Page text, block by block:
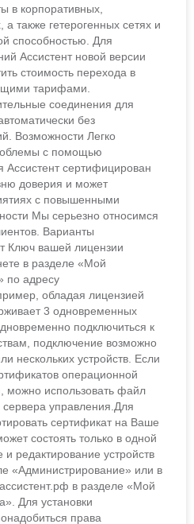
в корпоративных,
также гетерогенных сетях и
способностью. Для
Ассистент новой версии
стоимость перехода в
тарифами.
соединения для
без
Возможности Легко
с помощью
Ассистент сертифицирован
доверия и может
с повышенными
Мы серьезно относимся
Варианты
Ключ вашей лицензии
в разделе «Мой
по адресу
обладая лицензией
3 одновременных
подключиться к
подключение возможно
нескольких устройств. Если
операционной
можно использовать файл
сервера управления.Для
сертификат на Ваше
состоять только в одной
редактирование устройств
«Администрирование» или в
в разделе «Мой
Для установки
права